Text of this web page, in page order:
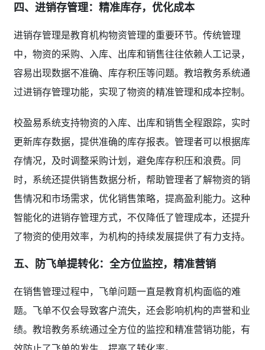
四、进销存管理：精准库存，优化成本
进销存管理是教育机构物资管理的重要环节。传统管理
中，物资的采购、入库、出库和销售往往依赖人工记录，
容易出现数据不准确、库存积压等问题。教培教务系统通
过进销存管理功能，实现了物资的精准管理和成本控制。
校盈易系统支持物资的入库、出库和销售全程跟踪，实时
更新库存数据，提供准确的库存报表。管理者可以根据库
存情况，及时调整采购计划，避免库存积压和浪费。同
时，系统还提供销售数据分析，帮助管理者了解物资的销
售情况和市场需求，优化销售策略，提高盈利能力。这种
智能化的进销存管理方式，不仅降低了管理成本，还提升
了物资的使用效率，为机构的持续发展提供了有力支持。
五、防飞单提转化：全方位监控，精准营销
在销售管理过程中，飞单问题一直是教育机构面临的难
题。飞单不仅会导致客户流失，还会影响机构的声誉和业
绩。教培教务系统通过全方位的监控和精准营销功能，有